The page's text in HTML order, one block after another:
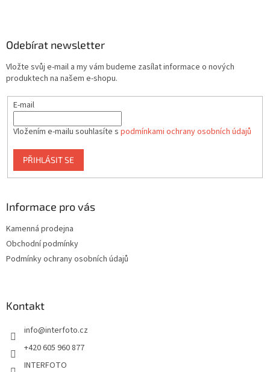
Odebírat newsletter
Vložte svůj e-mail a my vám budeme zasílat informace o nových
produktech na našem e-shopu.
E-mail
Vložením e-mailu souhlasíte s podmínkami ochrany osobních údajů
PŘIHLÁSIT SE
Informace pro vás
Kamenná prodejna
Obchodní podmínky
Podmínky ochrany osobních údajů
Kontakt
info@interfoto.cz
+420 605 960 877
INTERFOTO